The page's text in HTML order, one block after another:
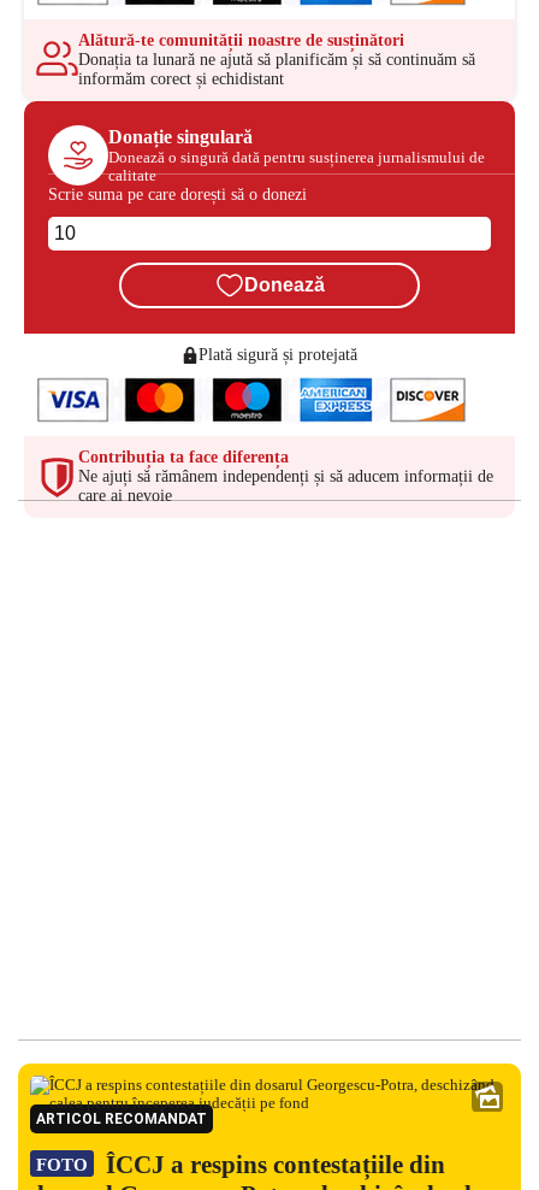
Alătură-te comunității noastre de susținători
Donația ta lunară ne ajută să planificăm și să continuăm să
informăm corect și echidistant
Donație singulară
Donează o singură dată pentru susținerea jurnalismului de
calitate
Scrie suma pe care dorești să o donezi
Donează
Plată sigură și protejată
Contribuția ta face diferența
Ne ajuți să rămânem independenți și să aducem informații de
care ai nevoie
ARTICOL RECOMANDAT
FOTO
ÎCCJ a respins contestațiile din